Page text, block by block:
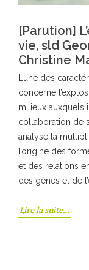
[Parution]
vie, sld
Christine
L’une des
concerne
milieux auxquels
collaboration de
analyse la
l’origine des
et des relations
des gènes et de
Lire la suite…